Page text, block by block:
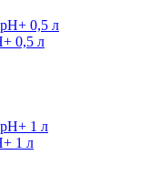
0,5 л
1 л